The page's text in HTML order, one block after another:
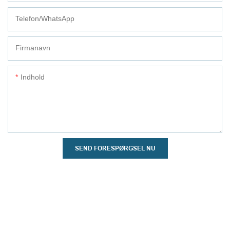
Telefon/whatsApp
Firmanavn
Indhold
SEND FORESPØRGSEL NU